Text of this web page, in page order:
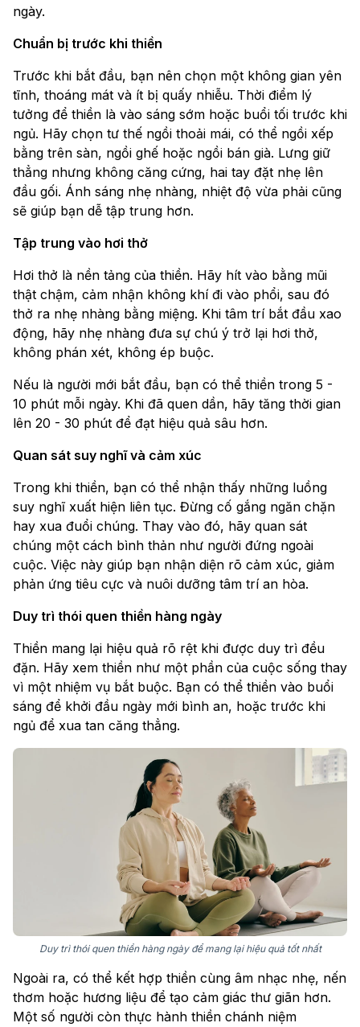
ngày.
Chuẩn bị trước khi thiền
Trước khi bắt đầu, bạn nên chọn một không gian yên
tĩnh, thoáng mát và ít bị quấy nhiễu. Thời điểm lý
tưởng để thiền là vào sáng sớm hoặc buổi tối trước khi
ngủ. Hãy chọn tư thế ngồi thoải mái, có thể ngồi xếp
bằng trên sàn, ngồi ghế hoặc ngồi bán già. Lưng giữ
thẳng nhưng không căng cứng, hai tay đặt nhẹ lên
đầu gối. Ánh sáng nhẹ nhàng, nhiệt độ vừa phải cũng
sẽ giúp bạn dễ tập trung hơn.
Tập trung vào hơi thở
Hơi thở là nền tảng của thiền. Hãy hít vào bằng mũi
thật chậm, cảm nhận không khí đi vào phổi, sau đó
thở ra nhẹ nhàng bằng miệng. Khi tâm trí bắt đầu xao
động, hãy nhẹ nhàng đưa sự chú ý trở lại hơi thở,
không phán xét, không ép buộc.
Nếu là người mới bắt đầu, bạn có thể thiền trong 5 -
10 phút mỗi ngày. Khi đã quen dần, hãy tăng thời gian
lên 20 - 30 phút để đạt hiệu quả sâu hơn.
Quan sát suy nghĩ và cảm xúc
Trong khi thiền, bạn có thể nhận thấy những luồng
suy nghĩ xuất hiện liên tục. Đừng cố gắng ngăn chặn
hay xua đuổi chúng. Thay vào đó, hãy quan sát
chúng một cách bình thản như người đứng ngoài
cuộc. Việc này giúp bạn nhận diện rõ cảm xúc, giảm
phản ứng tiêu cực và nuôi dưỡng tâm trí an hòa.
Duy trì thói quen thiền hàng ngày
Thiền mang lại hiệu quả rõ rệt khi được duy trì đều
đặn. Hãy xem thiền như một phần của cuộc sống thay
vì một nhiệm vụ bắt buộc. Bạn có thể thiền vào buổi
sáng để khởi đầu ngày mới bình an, hoặc trước khi
ngủ để xua tan căng thẳng.
Duy trì thói quen thiền hàng ngày để mang lại hiệu quả tốt nhất
Ngoài ra, có thể kết hợp thiền cùng âm nhạc nhẹ, nến
thơm hoặc hương liệu để tạo cảm giác thư giãn hơn.
Một số người còn thực hành thiền chánh niệm